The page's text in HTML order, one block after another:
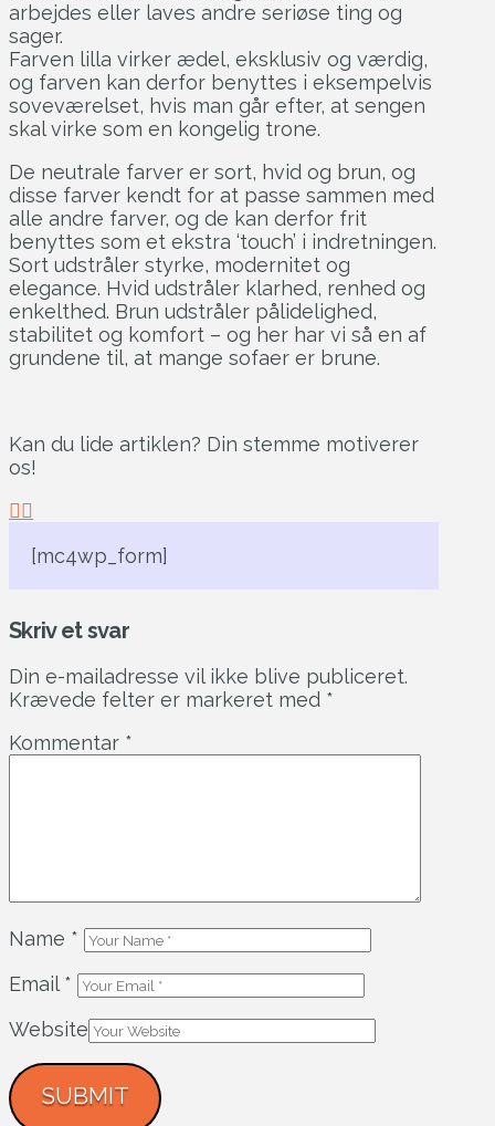
arbejdes eller laves andre seriøse ting og
sager.
Farven lilla virker ædel, eksklusiv og værdig,
og farven kan derfor benyttes i eksempelvis
soveværelset, hvis man går efter, at sengen
skal virke som en kongelig trone.
De neutrale farver er sort, hvid og brun, og
disse farver kendt for at passe sammen med
alle andre farver, og de kan derfor frit
benyttes som et ekstra ‘touch’ i indretningen.
Sort udstråler styrke, modernitet og
elegance. Hvid udstråler klarhed, renhed og
enkelthed. Brun udstråler pålidelighed,
stabilitet og komfort – og her har vi så en af
grundene til, at mange sofaer er brune.
Kan du lide artiklen? Din stemme motiverer
os!
[mc4wp_form]
Skriv et svar
Din e-mailadresse vil ikke blive publiceret.
Krævede felter er markeret med *
Kommentar *
Name *
Email *
Website